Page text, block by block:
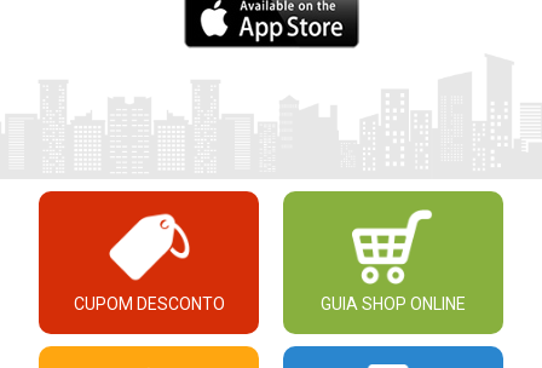
CUPOM DESCONTO GUIA SHOP ONLINE